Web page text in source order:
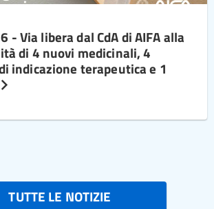
Via libera dal CdA di AIFA alla
di 4 nuovi medicinali, 4
indicazione terapeutica e 1
TUTTE LE NOTIZIE